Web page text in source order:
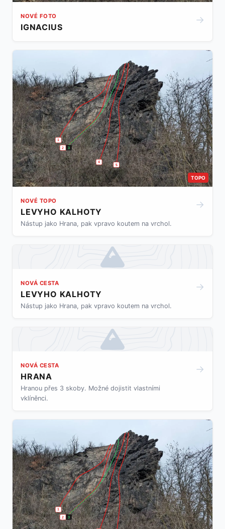
NOVÉ FOTO
IGNACIUS
→
1
2 3
4
5
TOPO
NOVÉ TOPO
LEVYHO KALHOTY
Nástup jako Hrana, pak vpravo koutem na vrchol.
→
NOVÁ CESTA
LEVYHO KALHOTY
Nástup jako Hrana, pak vpravo koutem na vrchol.
→
NOVÁ CESTA
HRANA
Hranou přes 3 skoby. Možné dojistit vlastními
vklíněnci.
→
1
2 3